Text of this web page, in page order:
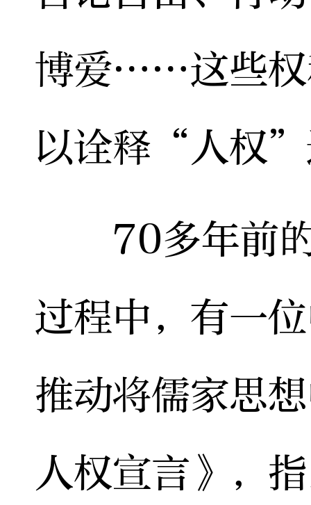
博爱……这些权
以诠释“人权”
70多年前的
过程中，有一
推动将儒家思
人权宣言》，